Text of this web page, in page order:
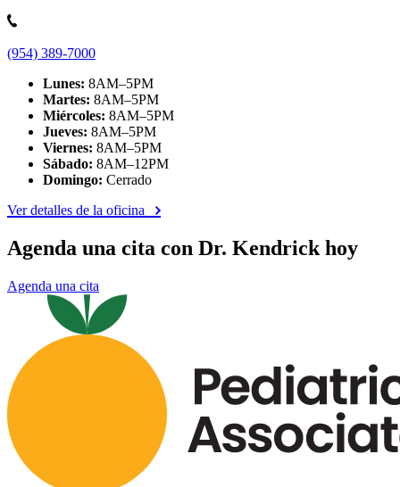
(954) 389-7000
Lunes: 8AM–5PM
Martes: 8AM–5PM
Miércoles: 8AM–5PM
Jueves: 8AM–5PM
Viernes: 8AM–5PM
Sábado: 8AM–12PM
Domingo: Cerrado
Ver detalles de la oficina
Agenda una cita con Dr. Kendrick hoy
Agenda una cita